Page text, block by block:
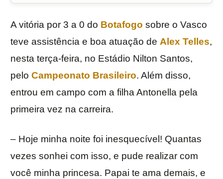
A vitória por 3 a 0 do Botafogo sobre o Vasco
teve assistência e boa atuação de Alex Telles,
nesta terça-feira, no Estádio Nilton Santos,
pelo Campeonato Brasileiro. Além disso,
entrou em campo com a filha Antonella pela
primeira vez na carreira.
– Hoje minha noite foi inesquecível! Quantas
vezes sonhei com isso, e pude realizar com
você minha princesa. Papai te ama demais, e